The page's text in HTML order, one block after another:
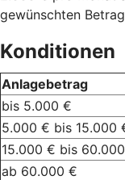
gewünschten
Konditionen
Anlagebetrag
bis 5.000 €
5.000 € bis 15.000
15.000 € bis
ab 60.000 €